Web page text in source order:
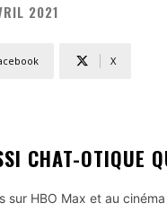
2021
X
CHAT-OTIQUE
sur HBO Max et au